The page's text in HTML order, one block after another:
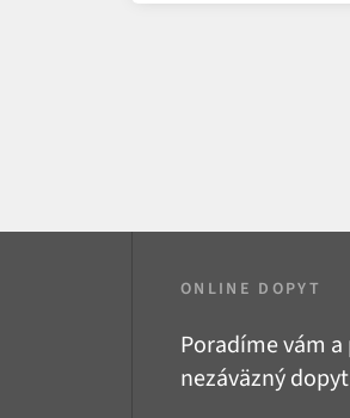
ONLINE DOPYT
Poradíme vám
nezáväzný dopyt